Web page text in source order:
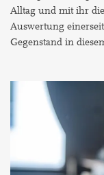
Alltag und mit ihr
Auswertung
Gegenstand in